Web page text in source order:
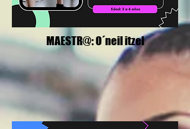
MAESTR@: O´neil itzel